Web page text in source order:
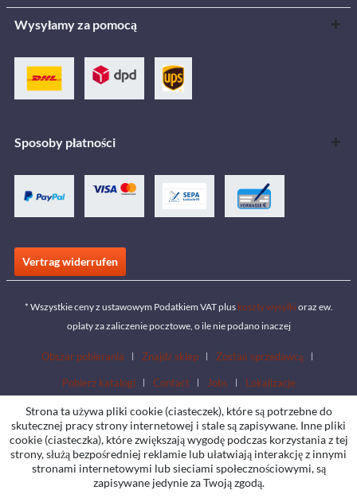
Wysyłamy za pomocą
Sposoby płatności
Vertrag widerrufen
* Wszystkie ceny z ustawowym Podatkiem VAT plus koszty wysyłki oraz ew.
opłaty za zaliczenie pocztowe, o ile nie podano inaczej
Obszar pobierania Znajdź sklep Zostań sprzedawcą
Pobierz katalogi Contact Jobs Lokalizacje
Strona ta używa pliki cookie (ciasteczek), które są potrzebne do
skutecznej pracy strony internetowej i stale są zapisywane. Inne pliki
cookie (ciasteczka), które zwiększają wygodę podczas korzystania z tej
strony, służą bezpośredniej reklamie lub ułatwiają interakcję z innymi
stronami internetowymi lub sieciami społecznościowymi, są
zapisywane jedynie za Twoją zgodą.